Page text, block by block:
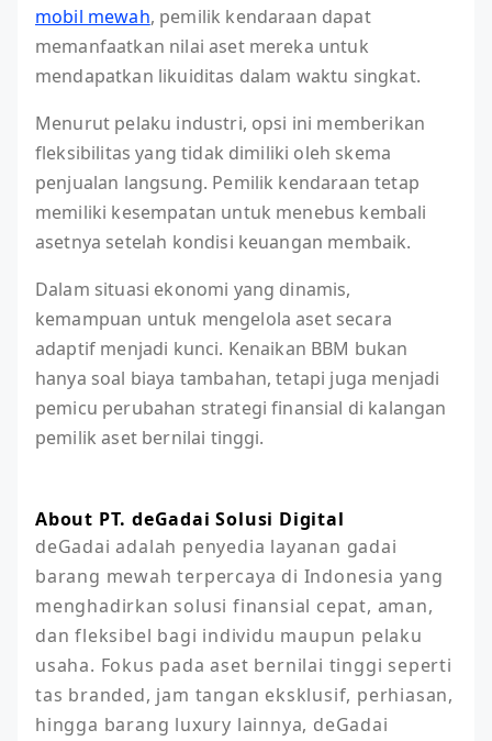
mobil mewah, pemilik kendaraan dapat
memanfaatkan nilai aset mereka untuk
mendapatkan likuiditas dalam waktu singkat.
Menurut pelaku industri, opsi ini memberikan
fleksibilitas yang tidak dimiliki oleh skema
penjualan langsung. Pemilik kendaraan tetap
memiliki kesempatan untuk menebus kembali
asetnya setelah kondisi keuangan membaik.
Dalam situasi ekonomi yang dinamis,
kemampuan untuk mengelola aset secara
adaptif menjadi kunci. Kenaikan BBM bukan
hanya soal biaya tambahan, tetapi juga menjadi
pemicu perubahan strategi finansial di kalangan
pemilik aset bernilai tinggi.
About PT. deGadai Solusi Digital
deGadai adalah penyedia layanan gadai
barang mewah terpercaya di Indonesia yang
menghadirkan solusi finansial cepat, aman,
dan fleksibel bagi individu maupun pelaku
usaha. Fokus pada aset bernilai tinggi seperti
tas branded, jam tangan eksklusif, perhiasan,
hingga barang luxury lainnya, deGadai